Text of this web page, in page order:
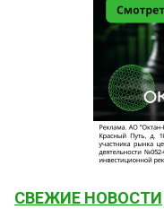
СВЕЖИЕ НОВОСТИ